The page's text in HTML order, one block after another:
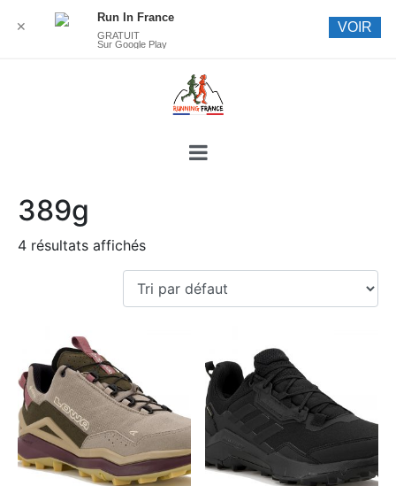
389g
4 résultats affichés
✕
Run In France
GRATUIT
Sur Google Play
VOIR